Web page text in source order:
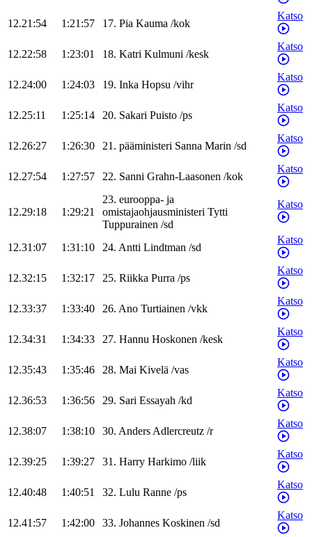
12.21:54 1:21:57 17. Pia Kauma /kok
Katso
12.22:58 1:23:01 18. Katri Kulmuni /kesk
Katso
12.24:00 1:24:03 19. Inka Hopsu /vihr
Katso
12.25:11 1:25:14 20. Sakari Puisto /ps
Katso
12.26:27 1:26:30 21. pääministeri Sanna Marin /sd
Katso
12.27:54 1:27:57 22. Sanni Grahn-Laasonen /kok
Katso
12.29:18 1:29:21
23. eurooppa- ja
omistajaohjausministeri Tytti
Tuppurainen /sd
Katso
12.31:07 1:31:10 24. Antti Lindtman /sd
Katso
12.32:15 1:32:17 25. Riikka Purra /ps
Katso
12.33:37 1:33:40 26. Ano Turtiainen /vkk
Katso
12.34:31 1:34:33 27. Hannu Hoskonen /kesk
Katso
12.35:43 1:35:46 28. Mai Kivelä /vas
Katso
12.36:53 1:36:56 29. Sari Essayah /kd
Katso
12.38:07 1:38:10 30. AndersAdlercreutz /r
Katso
12.39:25 1:39:27 31. Harry Harkimo /liik
Katso
12.40:48 1:40:51 32. Lulu Ranne /ps
Katso
12.41:57 1:42:00 33. Johannes Koskinen /sd
Katso